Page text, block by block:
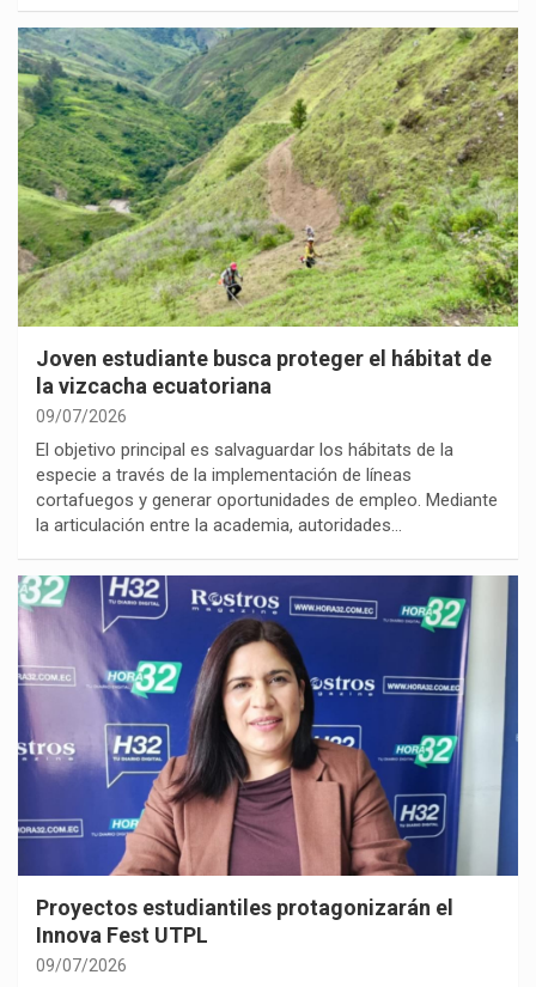
Joven estudiante busca proteger el hábitat de
la vizcacha ecuatoriana
09/07/2026
El objetivo principal es salvaguardar los hábitats de la
especie a través de la implementación de líneas
cortafuegos y generar oportunidades de empleo. Mediante
la articulación entre la academia, autoridades…
Proyectos estudiantiles protagonizarán el
Innova Fest UTPL
09/07/2026